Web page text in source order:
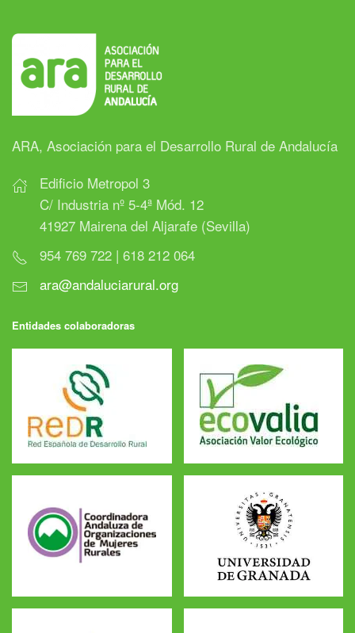
ARA, Asociación para el Desarrollo Rural de Andalucía
Edificio Metropol 3
C/ Industria nº 5-4ª Mód. 12
41927 Mairena del Aljarafe (Sevilla)
954 769 722 | 618 212 064
ara@andaluciarural.org
Entidades colaboradoras